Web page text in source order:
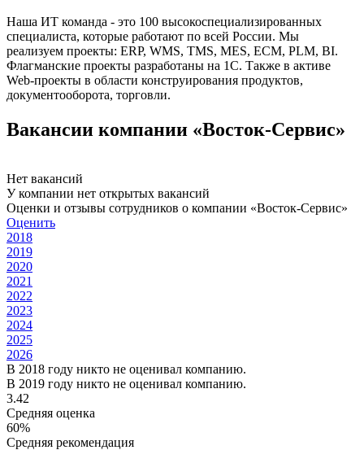
Наша ИТ команда - это 100 высокоспециализированных
специалиста, которые работают по всей России. Мы
реализуем проекты: ERP, WMS, TMS, MES, ECM, PLM, BI.
Флагманские проекты разработаны на 1C. Также в активе
Web-проекты в области конструирования продуктов,
документооборота, торговли.
Вакансии компании «Восток-Сервис»
Нет вакансий
У компании нет открытых вакансий
Оценки и отзывы сотрудников о компании «Восток-Сервис»
Оценить
2018
2019
2020
2021
2022
2023
2024
2025
2026
В 2018 году никто не оценивал компанию.
В 2019 году никто не оценивал компанию.
3.42
Средняя оценка
60%
Средняя рекомендация